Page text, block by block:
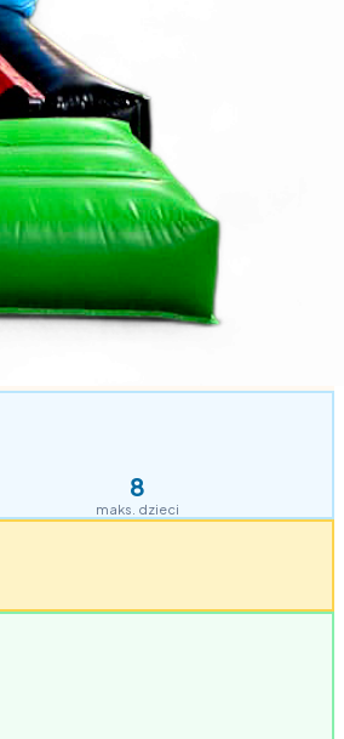
8
maks. dzieci